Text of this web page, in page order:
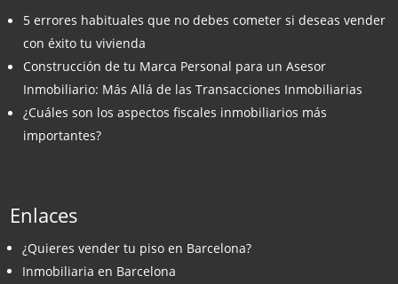
5 errores habituales que no debes cometer si deseas vender
con éxito tu vivienda
Construcción de tu Marca Personal para un Asesor
Inmobiliario: Más Allá de las Transacciones Inmobiliarias
¿Cuáles son los aspectos fiscales inmobiliarios más
importantes?
Enlaces
¿Quieres vender tu piso en Barcelona?
Inmobiliaria en Barcelona